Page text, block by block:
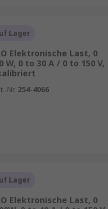
Lager
Elektronische Last, 0
W, 0 to 30 A / 0 to 150 V,
Nr. 254-4066
Lager
Elektronische Last, 0